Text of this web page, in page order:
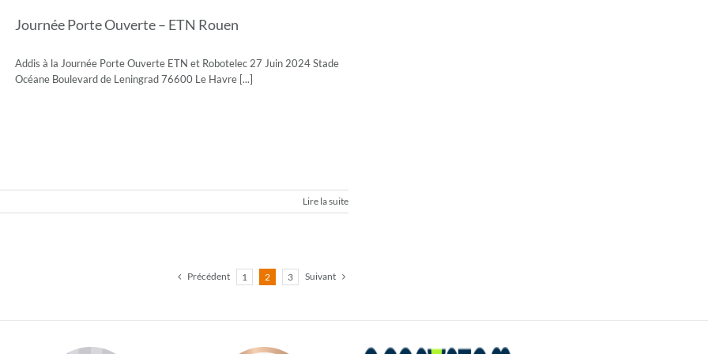
Journée Porte Ouverte – ETN Rouen
Addis à la Journée Porte Ouverte ETN et Robotelec 27 Juin 2024 Stade
Océane Boulevard de Leningrad 76600 Le Havre [...]
Lire la suite
Précédent 1 2 3 Suivant